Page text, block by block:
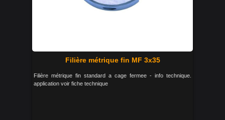
Filière métrique fin MF 3x35
Filière métrique fin standard a cage fermee - info technique.
application voir fiche technique